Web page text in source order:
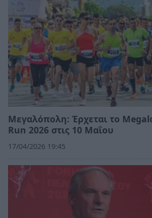
Μεγαλόπολη: Έρχεται το
Run 2026 στις 10 Μαΐου
17/04/2026 19:45